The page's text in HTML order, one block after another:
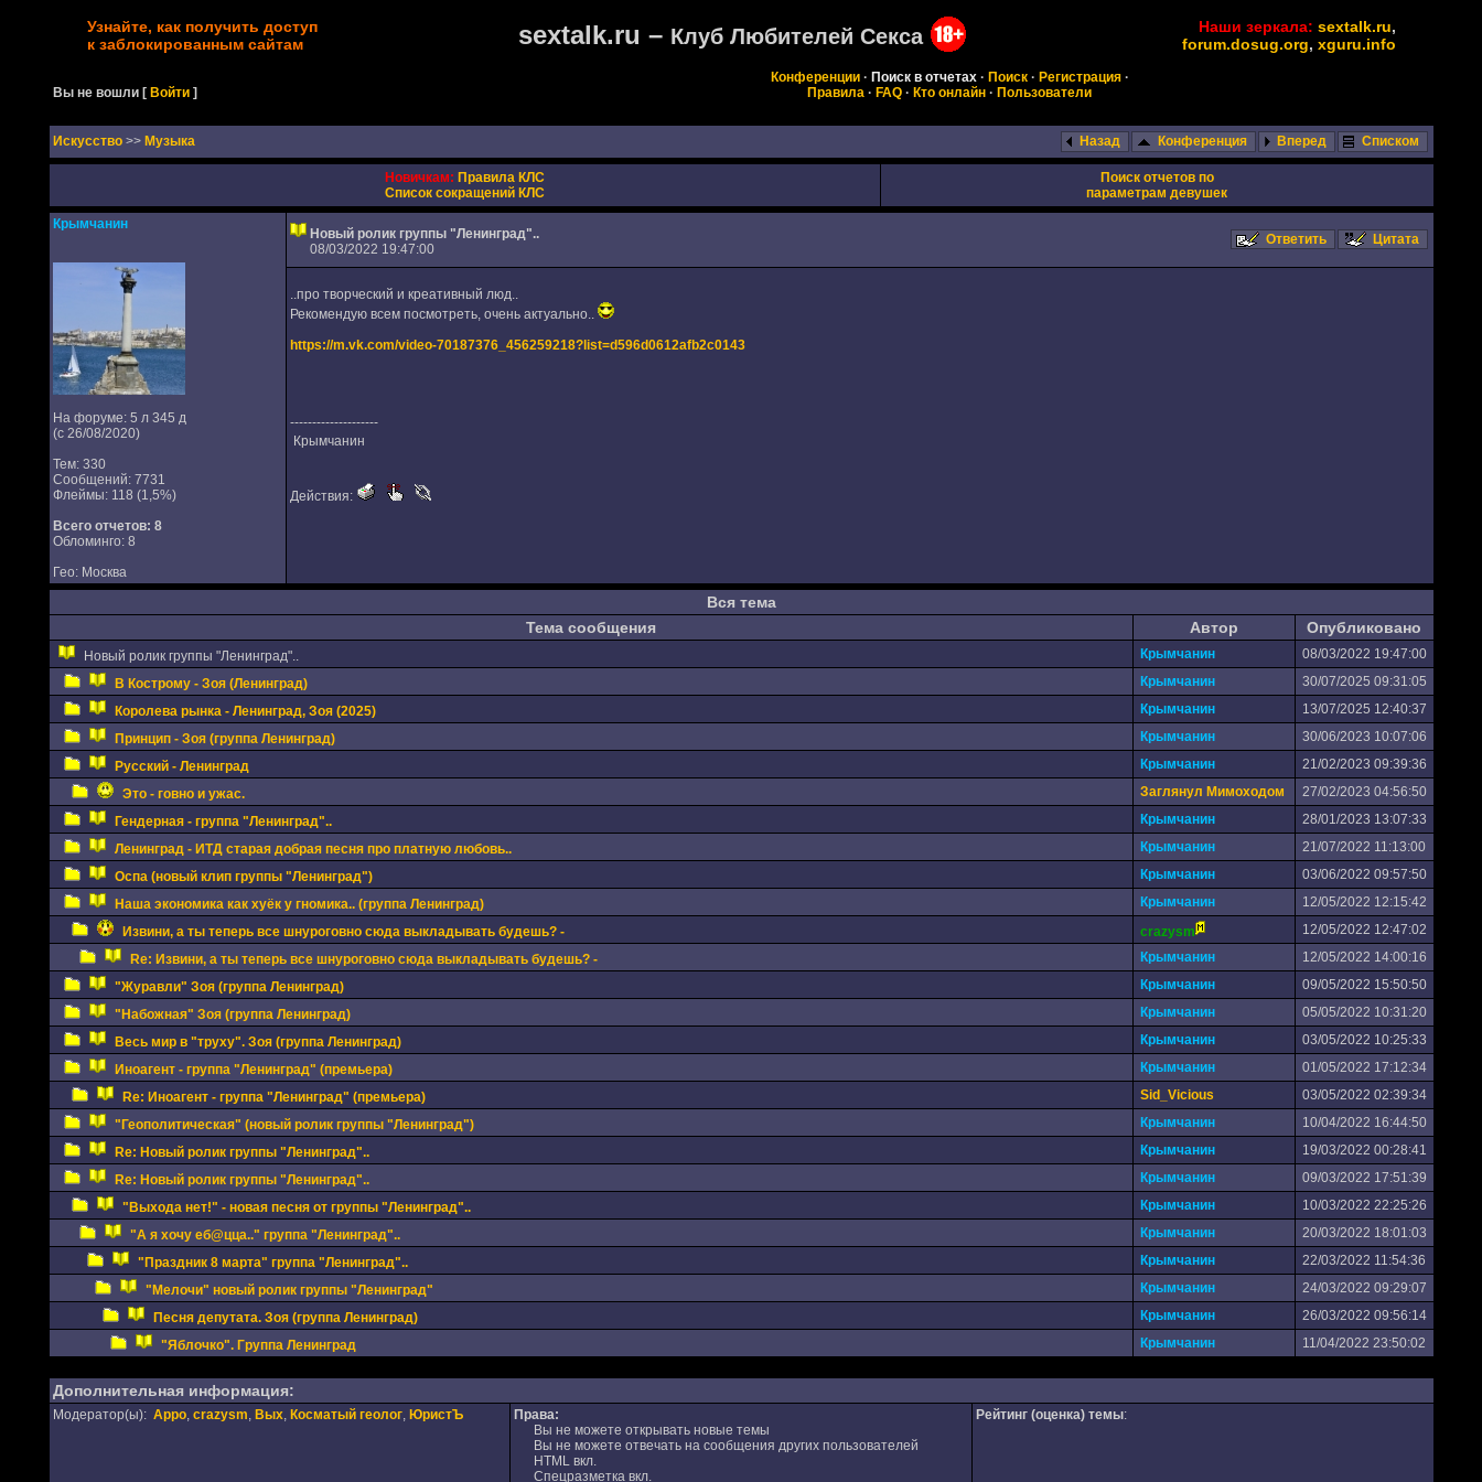
Узнайте, как получить доступ
к заблокированным сайтам
sextalk.ru – Клуб Любителей Секса Наши зеркала: sextalk.ru,
forum.dosug.org, xguru.info
Вы не вошли [Войти ]
Конференции· Поиск в отчетах· Поиск· Регистрация·
Правила · FAQ · Кто онлайн · Пользователи
Искусство >> Музыка Назад Конференция Вперед Списком
Новичкам: Правила КЛС
Список сокращений КЛС
Поиск отчетов по
параметрам девушек
Крымчанин
На форуме: 5 л 345 д
(с 26/08/2020)
Тем: 330
Сообщений: 7731
Флеймы: 118 (1,5%)
Всего отчетов: 8
Обломинго: 8
Гео: Москва
Новый ролик группы "Ленинград"..
08/03/2022 19:47:00
Ответить Цитата
..про творческий и креативный люд..
Рекомендую всем посмотреть, очень актуально..
https://m.vk.com/video-70187376_456259218?list=d596d0612afb2c0143
--------------------
Крымчанин
Действия:
Вся тема
Тема сообщения
Автор Опубликовано
Новый ролик группы "Ленинград".. Крымчанин
08/03/2022 19:47:00
В Кострому - Зоя (Ленинград)
Крымчанин
30/07/2025 09:31:05
Королева рынка - Ленинград, Зоя (2025)
Крымчанин
13/07/2025 12:40:37
Принцип - Зоя (группа Ленинград)
Крымчанин
30/06/2023 10:07:06
Русский - Ленинград
Крымчанин
21/02/2023 09:39:36
Это - говно и ужас.
Заглянул Мимоходом
27/02/2023 04:56:50
Гендерная - группа "Ленинград"..
Крымчанин
28/01/2023 13:07:33
Ленинград - ИТД старая добрая песня про платную любовь..
Крымчанин
21/07/2022 11:13:00
Оспа (новый клип группы "Ленинград")
Крымчанин
03/06/2022 09:57:50
Наша экономика как хуёк у гномика.. (группа Ленинград)
Крымчанин
12/05/2022 12:15:42
Извини, а ты теперь все шнуроговно сюда выкладывать будешь? -
crazysm
12/05/2022 12:47:02
Re: Извини, а ты теперь все шнуроговно сюда выкладывать будешь? -
Крымчанин
12/05/2022 14:00:16
"Журавли" Зоя (группа Ленинград)
Крымчанин
09/05/2022 15:50:50
"Набожная" Зоя (группа Ленинград)
Крымчанин
05/05/2022 10:31:20
Весь мир в "труху". Зоя (группа Ленинград)
Крымчанин
03/05/2022 10:25:33
Иноагент - группа "Ленинград" (премьера)
Крымчанин
01/05/2022 17:12:34
Re: Иноагент - группа "Ленинград" (премьера)
Sid_Vicious
03/05/2022 02:39:34
"Геополитическая" (новый ролик группы "Ленинград")
Крымчанин
10/04/2022 16:44:50
Re: Новый ролик группы "Ленинград"..
Крымчанин
19/03/2022 00:28:41
Re: Новый ролик группы "Ленинград"..
Крымчанин
09/03/2022 17:51:39
"Выхода нет!" - новая песня от группы "Ленинград"..
Крымчанин
10/03/2022 22:25:26
"А я хочу еб@цца.." группа "Ленинград"..
Крымчанин
20/03/2022 18:01:03
"Праздник 8 марта" группа "Ленинград"..
Крымчанин
22/03/2022 11:54:36
"Мелочи" новый ролик группы "Ленинград"
Крымчанин
24/03/2022 09:29:07
Песня депутата. Зоя (группа Ленинград)
Крымчанин
26/03/2022 09:56:14
"Яблочко". Группа Ленинград
Крымчанин 11/04/2022 23:50:02
Дополнительная информация:
Модератор(ы): Appo, crazysm, Вых, Косматый геолог, ЮристЪ
Права:
Вы не можете открывать новые темы
Вы не можете отвечать на сообщения других пользователей
HTML вкл.
Спецразметка вкл.
Рейтинг (оценка) темы: